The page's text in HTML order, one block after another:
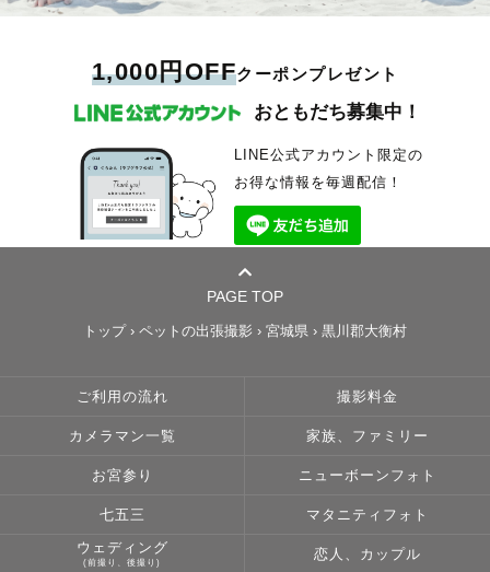
1,000円OFFクーポンプレゼント
おともだち募集中！
LINE公式アカウント限定の
お得な情報を毎週配信！
PAGE TOP
トップ› ペットの出張撮影 › 宮城県 › 黒川郡大衡村
ご利用の流れ 撮影料金
カメラマン一覧 家族、ファミリー
お宮参り ニューボーンフォト
七五三 マタニティフォト
ウェディング
(前撮り、後撮り)
恋人、カップル